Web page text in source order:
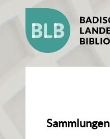
Sammlungen